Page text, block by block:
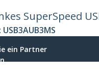
SuperSpeed
USB3AUB3MS
ein Partner